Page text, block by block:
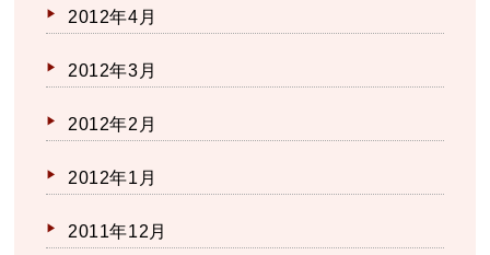
2012年4月
2012年3月
2012年2月
2012年1月
2011年12月